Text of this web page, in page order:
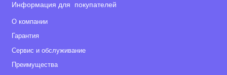
Информация для покупателей
О компании
Гарантия
Сервис и обслуживание
Преимущества